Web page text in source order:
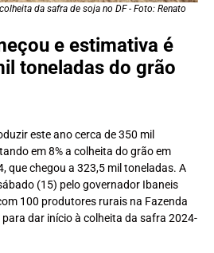
da safra de soja no DF - Foto: Renato
e estimativa é
toneladas do grão
este ano cerca de 350 mil
em 8% a colheita do grão em
que chegou a 323,5 mil toneladas. A
(15) pelo governador Ibaneis
100 produtores rurais na Fazenda
dar início à colheita da safra 2024-